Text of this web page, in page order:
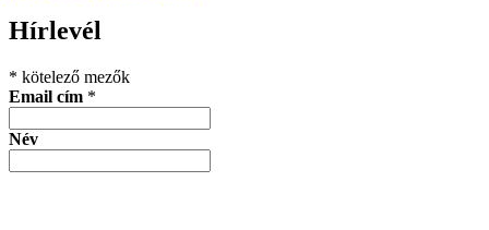
Hírlevél
* kötelező mezők
Email cím *
Név